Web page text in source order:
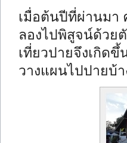
เมื่อต้นปีที่ผ่านมา
ลองไปพิสูจน์ด้วย
เที่ยวปายจึงเกิด
วางแผนไปปายบ้